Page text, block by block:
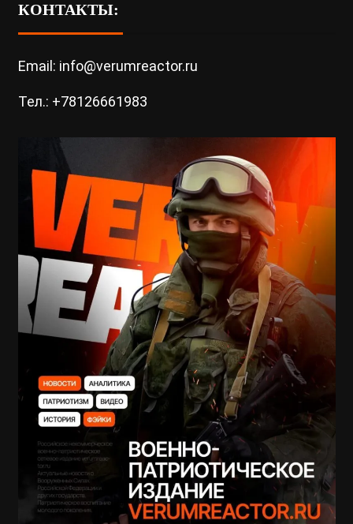
КОНТАКТЫ:
Email: info@verumreactor.ru
Тел.: +78126661983